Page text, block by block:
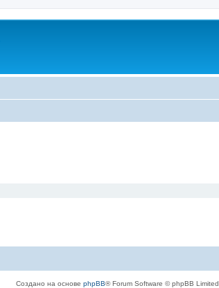
Создано на основе phpBB® Forum Software © phpBB Limited